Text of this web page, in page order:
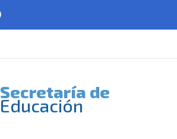
Secretaría de
Educación